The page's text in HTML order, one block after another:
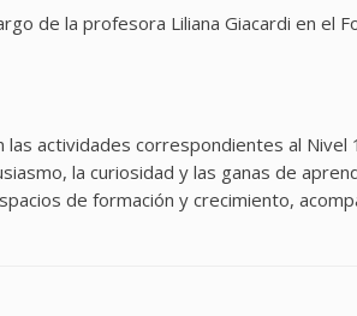
de la profesora Liliana Giacardi en el
las actividades correspondientes al Nivel
la curiosidad y las ganas de
de formación y crecimiento,